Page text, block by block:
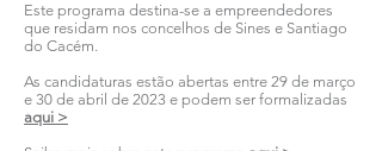
Este programa destina-se a empreendedores
que residam nos concelhos de Sines e Santiago
do Cacém.
As candidaturas estão abertas entre 29 de março
e 30 de abril de 2023 e podem ser formalizadas
aqui >